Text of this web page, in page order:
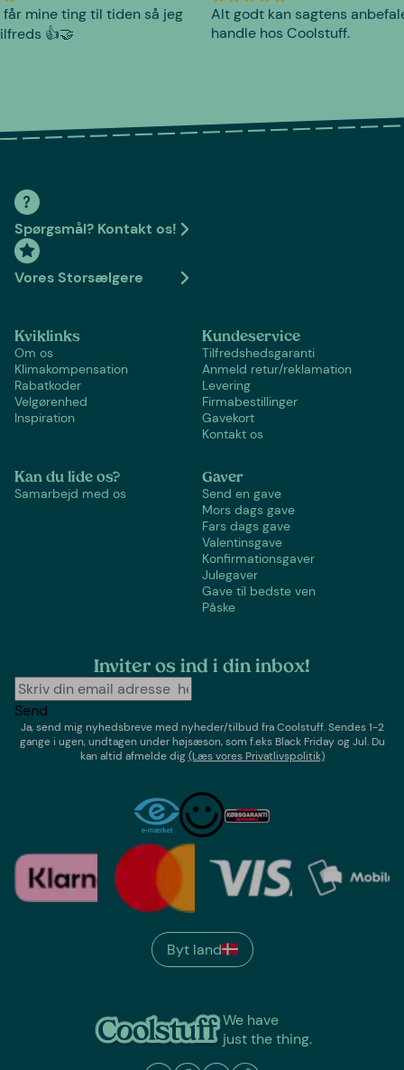
får mine ting til tiden så jeg
👍🤝
Alt godt kan sagtens
handle hos Coolstuff.
Spørgsmål? Kontakt os!
Vores Storsælgere
Kviklinks
Om os
Klimakompensation
Rabatkoder
Velgørenhed
Inspiration
Kundeservice
Tilfredshedsgaranti
Anmeld retur/reklamation
Levering
Firmabestillinger
Gavekort
Kontakt os
Kan du lide os?
Samarbejd med os
Gaver
Send en gave
Mors dags gave
Fars dags gave
Valentinsgave
Konfirmationsgaver
Julegaver
Gave til bedste ven
Påske
Inviter os ind i din inbox!
Send
Ja, send mig nyhedsbreve med nyheder/tilbud fraCoolstuff. Sendes 1-2
gange i ugen,undtagen under højsæson, som f.eks Black Friday og Jul. Du
kan altid afmelde dig(Læs vores Privatlivspolitik)
We have
just the thing.
Byt land